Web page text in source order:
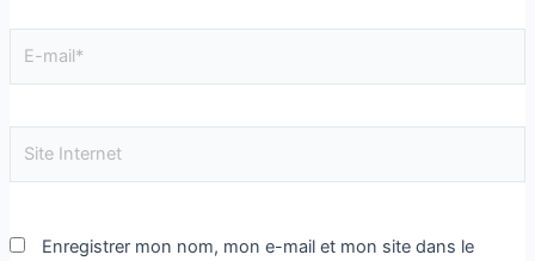
Enregistrer mon nom, mon e-mail et mon site dans le